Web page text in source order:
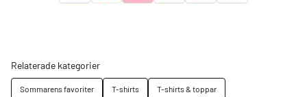
Relaterade kategorier
Sommarens favoriter T-shirts T-shirts & toppar